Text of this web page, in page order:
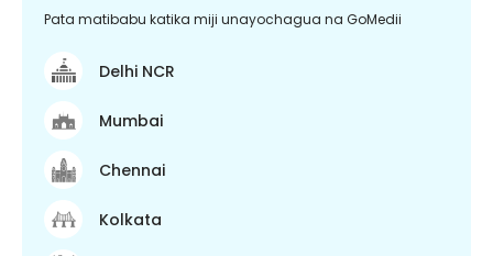
Pata matibabu katika miji unayochagua na GoMedii
Delhi NCR
Mumbai
Chennai
Kolkata